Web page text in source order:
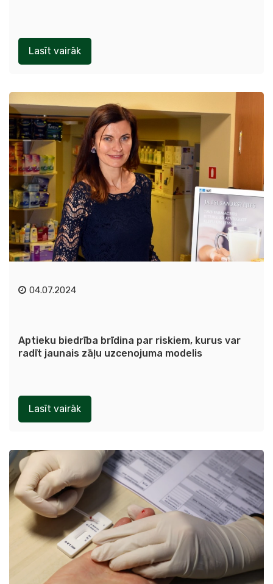
Lasīt vairāk
04.07.2024
Aptieku biedrība brīdina par riskiem, kurus var
radīt jaunais zāļu uzcenojuma modelis
Lasīt vairāk